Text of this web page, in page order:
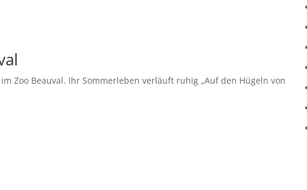
Zoo Beauval. Ihr Sommerleben verläuft ruhig „Auf den Hügeln von